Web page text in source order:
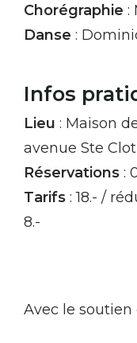
Chorégraphie :
Danse :
Infos
Lieu : Maison
avenue Ste
Réservations :
Tarifs : 18.- /
8.-
Avec le soutien